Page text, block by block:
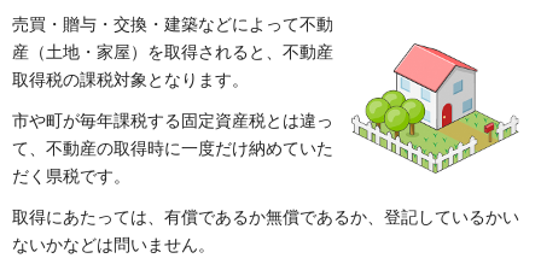
売買・贈与・交換・建築などによって不動
産（土地・家屋）を取得されると、不動産
取得税の課税対象となります。
市や町が毎年課税する固定資産税とは違っ
て、不動産の取得時に一度だけ納めていた
だく県税です。
取得にあたっては、有償であるか無償であるか、登記しているかい
ないかなどは問いません。